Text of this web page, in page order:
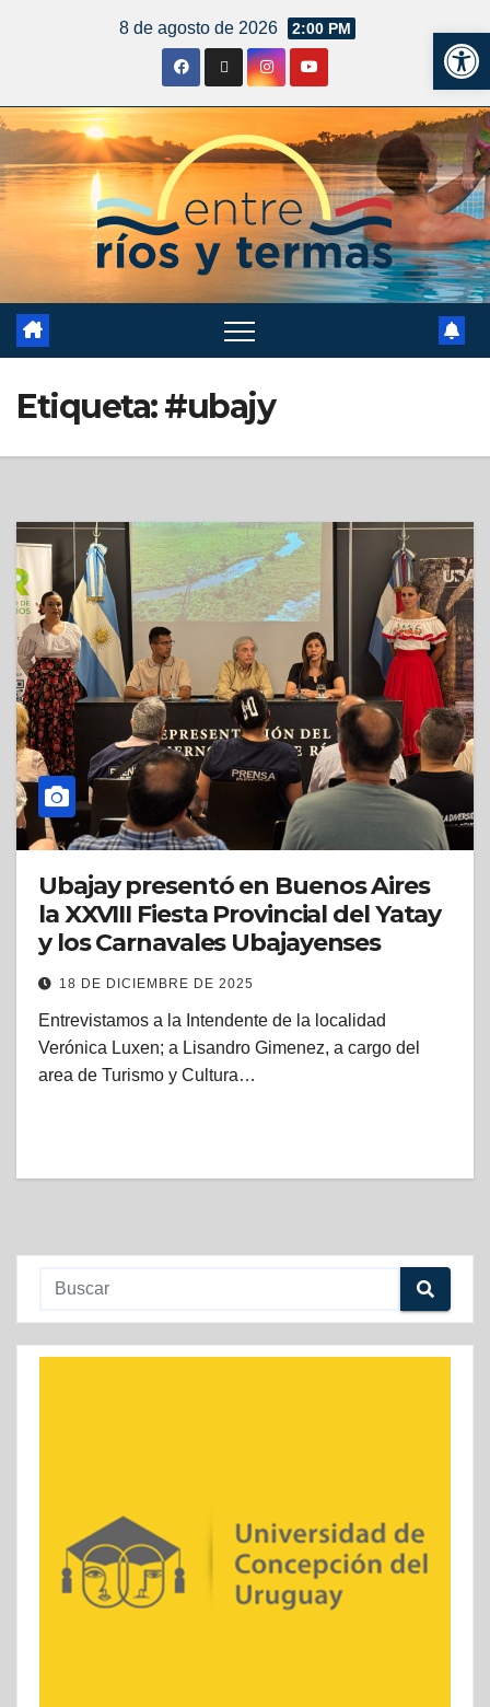
8 de agosto de 2026 2:00 PM
Etiqueta:#ubajy
Ubajay presentó en Buenos Aires
la XXVIII Fiesta Provincial del Yatay
y los Carnavales Ubajayenses
18 DE DICIEMBRE DE 2025
Entrevistamos a la Intendente de la localidad
Verónica Luxen; a Lisandro Gimenez, a cargo del
area de Turismo y Cultura…